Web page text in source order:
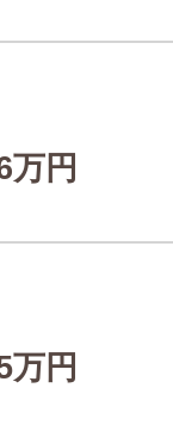
万円
万円